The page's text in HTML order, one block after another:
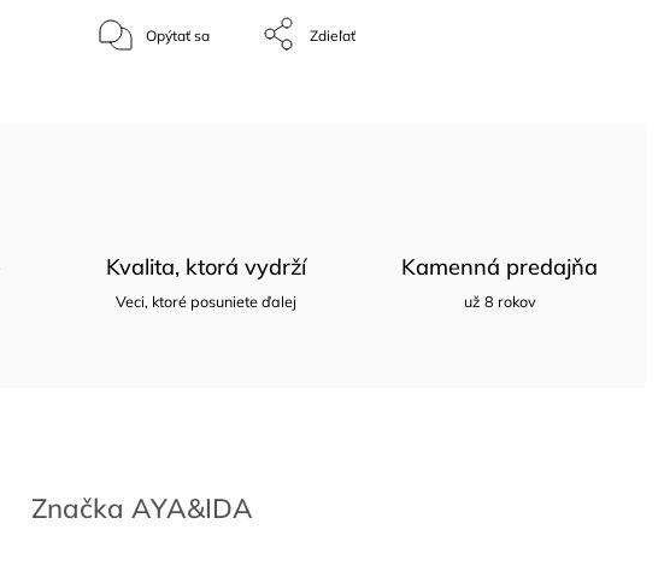
Opýtať sa Zdieľať
Kvalita, ktorá vydrží
Veci, ktoré posuniete ďalej
Kamenná predajňa
už 8 rokov
Značka AYA&IDA